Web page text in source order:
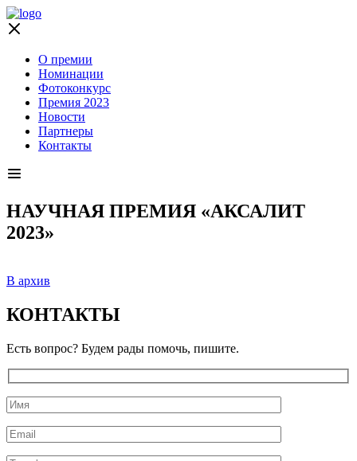
О премии
Номинации
Фотоконкурс
Премия 2023
Новости
Партнеры
Контакты
НАУЧНАЯ ПРЕМИЯ «АКСАЛИТ
2023»
В архив
КОНТАКТЫ
Есть вопрос? Будем рады помочь, пишите.